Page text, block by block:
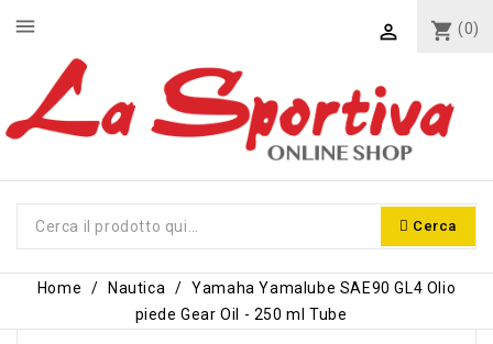
shopping_cart (0)

Cerca
menu
Home Nautica
Yamaha Yamalube SAE90 GL4 Olio
piede Gear Oil - 250 ml Tube